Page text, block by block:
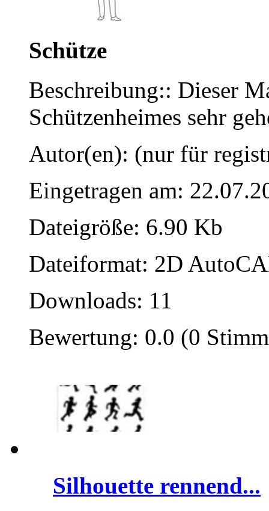
Schütze
Beschreibung:: Dieser
Schützenheimes sehr
Autor(en): (nur für
Eingetragen am:
Dateigröße: 6.90 Kb
Dateiformat: 2D
Downloads: 11
Bewertung: 0.0 (0
Silhouette rennend...